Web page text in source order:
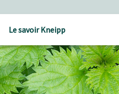
Le savoir Kneipp